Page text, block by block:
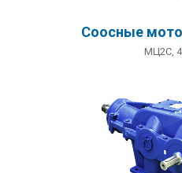
Соосные
МЦ2С,